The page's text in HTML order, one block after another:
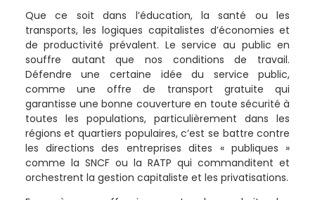
Que ce soit dans l’éducation, la santé ou les
transports, les logiques capitalistes d’économies et
de productivité prévalent. Le service au public en
souffre autant que nos conditions de travail.
Défendre une certaine idée du service public,
comme une offre de transport gratuite qui
garantisse une bonne couverture en toute sécurité à
toutes les populations, particulièrement dans les
régions et quartiers populaires, c’est se battre contre
les directions des entreprises dites « publiques »
comme la SNCF ou la RATP qui commanditent et
orchestrent la gestion capitaliste et les privatisations.